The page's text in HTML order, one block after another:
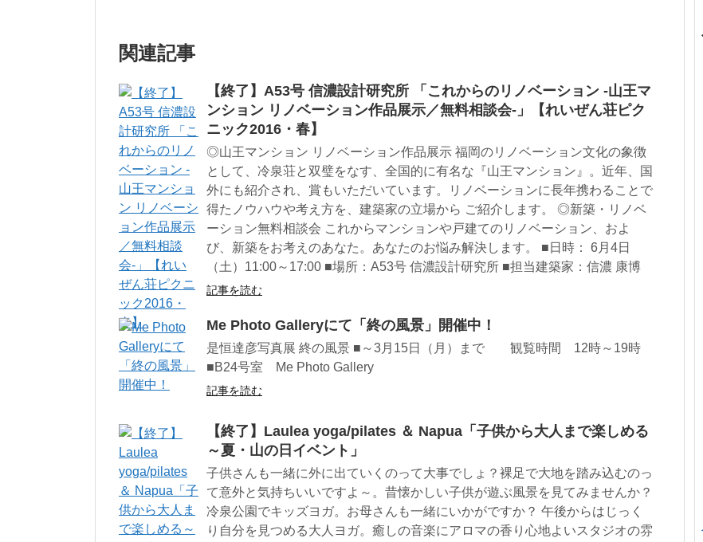
関連記事
【終了】A53号 信濃設計研究所 「これからのリノベーション -山王マ
ンション リノベーション作品展示／無料相談会-」【れいぜん荘ピク
ニック2016・春】
◎山王マンション リノベーション作品展示 福岡のリノベーション文化の象徴
として、冷泉荘と双璧をなす、全国的に有名な『山王マンション』。近年、国
外にも紹介され、賞もいただいています。リノベーションに長年携わることで
得たノウハウや考え方を、建築家の立場から ご紹介します。 ◎新築・リノベ
ーション無料相談会 これからマンションや戸建てのリノベーション、およ
び、新築をお考えのあなた。あなたのお悩み解決します。 ■日時： 6月4日
（土）11:00～17:00 ■場所：A53号 信濃設計研究所 ■担当建築家：信濃 康博
記事を読む
Me Photo Galleryにて「終の風景」開催中！
是恒達彦写真展 終の風景 ■～3月15日（月）まで 観覧時間 12時～19時
■B24号室 Me Photo Gallery
記事を読む
【終了】Laulea yoga/pilates ＆ Napua「子供から大人まで楽しめる
～夏・山の日イベント」
子供さんも一緒に外に出ていくのって大事でしょ？裸足で大地を踏み込むのっ
て意外と気持ちいいですよ～。昔懐かしい子供が遊ぶ風景を見てみませんか？
冷泉公園でキッズヨガ。お母さんも一緒にいかがですか？ 午後からはじっく
り自分を見つめる大人ヨガ。癒しの音楽にアロマの香り心地よいスタジオの雰